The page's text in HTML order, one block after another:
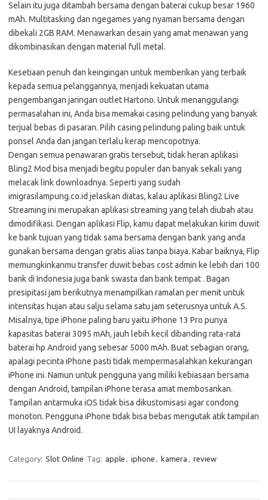
Selain itu juga ditambah bersama dengan baterai cukup besar 1960
mAh. Multitasking dan ngegames yang nyaman bersama dengan
dibekali 2GB RAM. Menawarkan desain yang amat menawan yang
dikombinasikan dengan material full metal.
Kesetiaan penuh dan keingingan untuk memberikan yang terbaik
kepada semua pelanggannya, menjadi kekuatan utama
pengembangan jaringan outlet Hartono. Untuk menanggulangi
permasalahan ini, Anda bisa memakai casing pelindung yang banyak
terjual bebas di pasaran. Pilih casing pelindung paling baik untuk
ponsel Anda dan jangan terlalu kerap mencopotnya.
Dengan semua penawaran gratis tersebut, tidak heran aplikasi
Bling2 Mod bisa menjadi begitu populer dan banyak sekali yang
melacak link downloadnya. Seperti yang sudah
imigrasilampung.co.id jelaskan diatas, kalau aplikasi Bling2 Live
Streaming ini merupakan aplikasi streaming yang telah diubah atau
dimodifikasi. Dengan aplikasi Flip, kamu dapat melakukan kirim duwit
ke bank tujuan yang tidak sama bersama dengan bank yang anda
gunakan bersama dengan gratis alias tanpa biaya. Kabar baiknya, Flip
memungkinkanmu transfer duwit bebas cost admin ke lebih dari 100
bank di Indonesia juga bank swasta dan bank tempat . Bagan
presipitasi jam berikutnya menampilkan ramalan per menit untuk
intensitas hujan atau salju selama satu jam seterusnya untuk A.S.
Misalnya, tipe iPhone paling baru yaitu iPhone 13 Pro punya
kapasitas baterai 3095 mAh, jauh lebih kecil dibanding rata-rata
baterai hp Android yang sebesar 5000 mAh. Buat sebagian orang,
apalagi pecinta iPhone pasti tidak mempermasalahkan kekurangan
iPhone ini. Namun untuk pengguna yang miliki kebiasaan bersama
dengan Android, tampilan iPhone terasa amat membosankan.
Tampilan antarmuka iOS tidak bisa dikustomisasi agar condong
monoton. Pengguna iPhone tidak bisa bebas mengutak atik tampilan
UI layaknya Android.
Category: Slot Online Tag: apple , iphone , kamera , review